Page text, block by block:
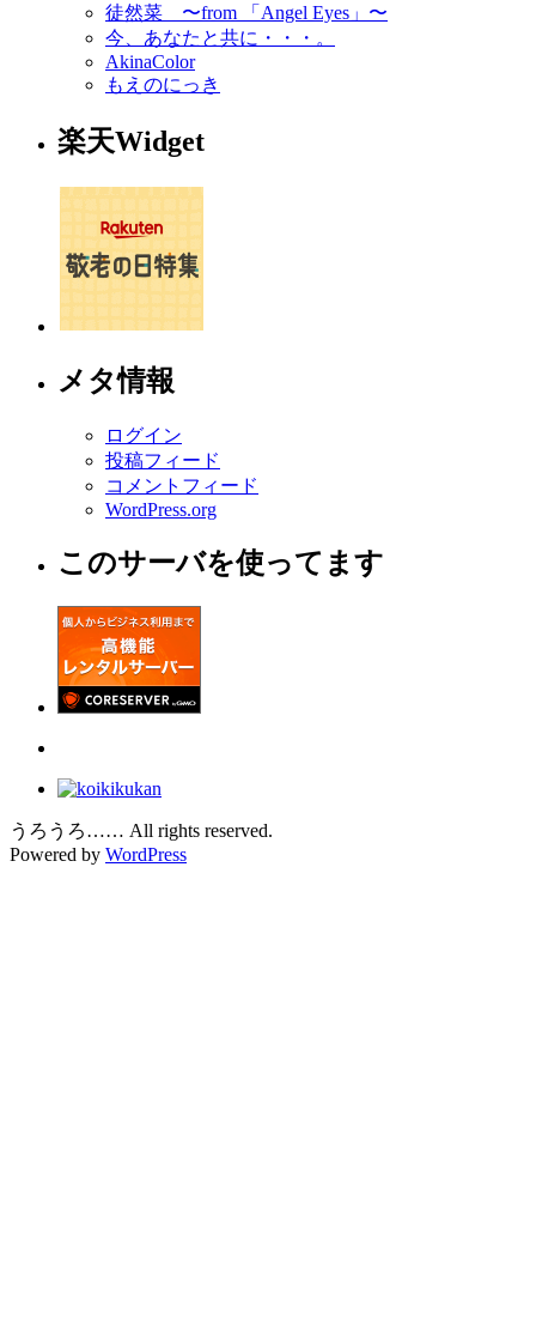
徒然菜 〜from 「Angel Eyes」〜
今、あなたと共に・・・。
AkinaColor
もえのにっき
楽天Widget
メタ情報
ログイン
投稿フィード
コメントフィード
WordPress.org
このサーバを使ってます
うろうろ…… All rights reserved.
Powered by WordPress